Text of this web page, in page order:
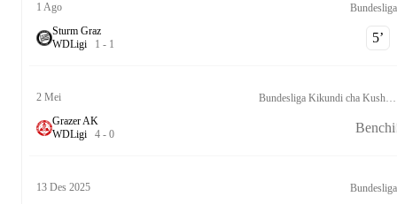
1 Ago
Bundesliga
Sturm Graz
WDLigi 1 - 1 5‎’‎
2 Mei
Grazer AK
WDLigi 4 - 0 Benchi
13 Des 2025
Bundesliga